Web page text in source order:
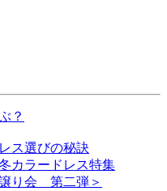
？
ス選びの秘訣
カラードレス特集
り会 第二弾＞